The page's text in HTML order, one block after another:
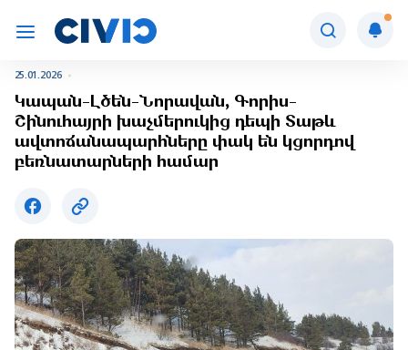
25.01.2026
Կապան-Լծեն-Նորավան, Գորիս-
Շինուհայրի խաչմերուկից դեպի Տաթև
ավտոճանապարհները փակ են կցորդով
բեռնատարների համար